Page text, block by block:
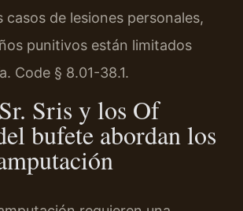
casos de lesiones personales,
punitivos están limitados
Code § 8.01-38.1.
Sris y los Of
bufete abordan los